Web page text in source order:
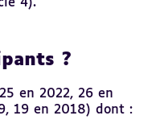
?
en 2022, 26 en
19 en 2018) dont :